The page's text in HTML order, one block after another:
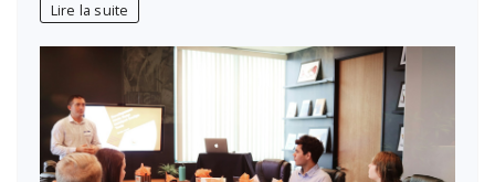
Lire la suite